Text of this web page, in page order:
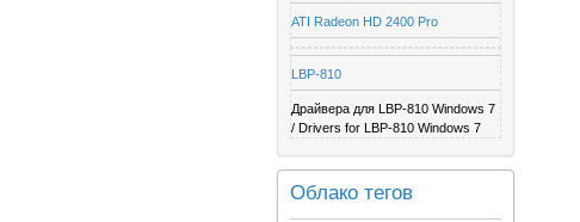
ATI Radeon HD 2400 Pro
LBP-810
Драйвера для LBP-810 Windows 7
/ Drivers for LBP-810 Windows 7
Облако тегов